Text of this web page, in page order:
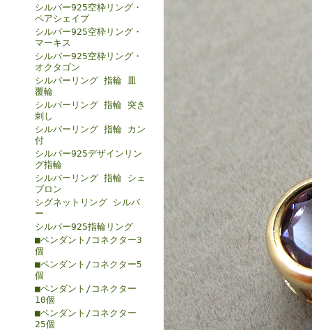
シルバー925空枠リング・
ペアシェイプ
シルバー925空枠リング・
マーキス
シルバー925空枠リング・
オクタゴン
シルバーリング 指輪 皿
覆輪
シルバーリング 指輪 突き
刺し
シルバーリング 指輪 カン
付
シルバー925デザインリン
グ指輪
シルバーリング 指輪 シェ
ブロン
シグネットリング シルバ
ー
シルバー925指輪リング
■ペンダント/コネクター3
個
■ペンダント/コネクター5
個
■ペンダント/コネクター
10個
■ペンダント/コネクター
25個